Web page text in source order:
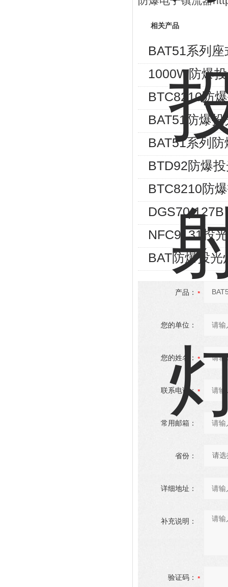
相关产品
BAT51系列
1000W防爆
BTC8210防
BAT51防爆投
BAT51系列
BTD92防爆
BTC8210防
DGS70-
NFC9131投
BAT防爆投
产品：
您的单位：
您的姓名：
联系电话：
常用邮箱：
省份：
详细地址：
补充说明：
验证码：